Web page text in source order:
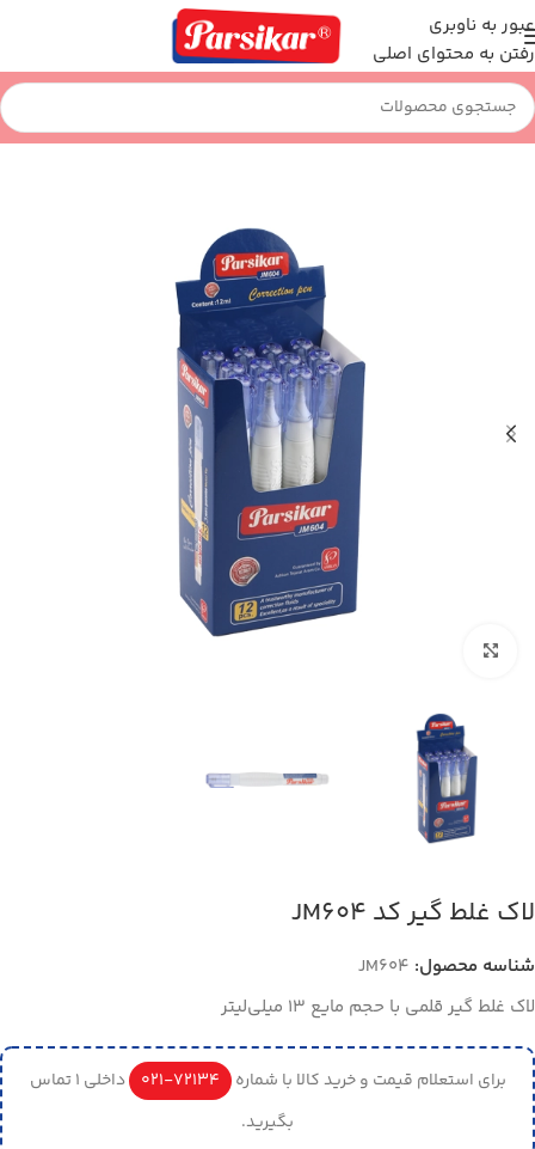
عبور به ناوبری
رفتن به محتوای اصلی
خانه نوشت افزار لاک غلط گیر
لاک غلط گیر کد JM604
شناسه محصول: JM604
لاک غلط گیر قلمی با حجم مایع 13 میلی‌لیتر
برای استعلام قیمت و خرید کالا با شماره 72134-021
داخلی 1 تماس
بگیرید.